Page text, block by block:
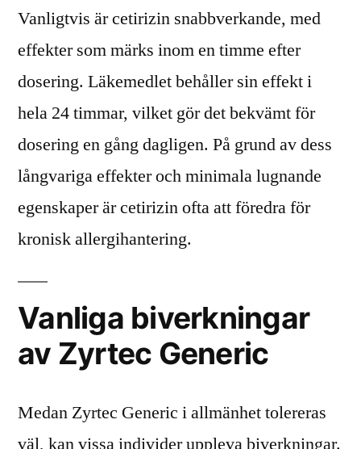
Vanligtvis är cetirizin snabbverkande, med
effekter som märks inom en timme efter
dosering. Läkemedlet behåller sin effekt i
hela 24 timmar, vilket gör det bekvämt för
dosering en gång dagligen. På grund av dess
långvariga effekter och minimala lugnande
egenskaper är cetirizin ofta att föredra för
kronisk allergihantering.
Vanliga biverkningar
av Zyrtec Generic
Medan Zyrtec Generic i allmänhet tolereras
väl, kan vissa individer uppleva biverkningar.